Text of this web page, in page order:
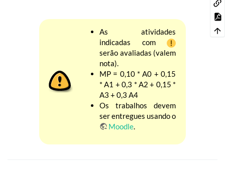
As atividades
indicadas com
serão avaliadas (valem
nota).
MP = 0,10 * A0 + 0,15
* A1 + 0,3 * A2 + 0,15 *
A3 + 0,3 A4
Os trabalhos devem
ser entregues usando o
Moodle.